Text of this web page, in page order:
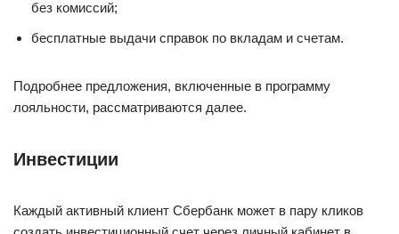
без комиссий;
бесплатные выдачи справок по вкладам и счетам.
Подробнее предложения, включенные в программу
лояльности, рассматриваются далее.
Инвестиции
Каждый активный клиент Сбербанк может в пару кликов